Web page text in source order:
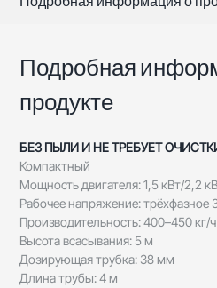
Подробная
продукте
БЕЗ ПЫЛИ И НЕ ТРЕБУЕТ
Компактный
Мощность двигателя: 1,5 кВт/2,2
Рабочее напряжение: трёхфазное
Производительность: 400–450 кг/ч
Высота всасывания: 5 м
Дозирующая трубка: 38 мм
Длина трубы: 4 м